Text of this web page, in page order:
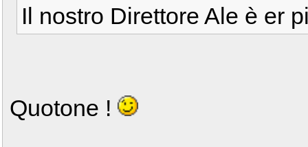
Il nostro Direttore Ale è er
Quotone !